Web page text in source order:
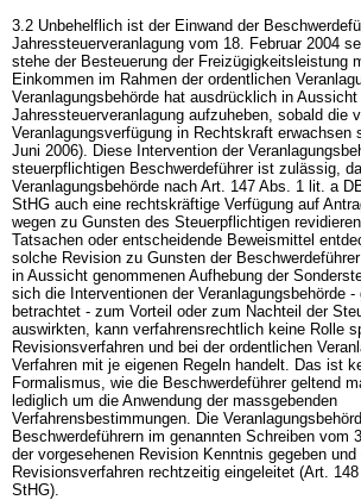
3.2 Unbehelflich ist der Einwand der
Jahressteuerveranlagung vom 18. Februar 2004
stehe der Besteuerung der Freizügigkeitsleistung
Einkommen im Rahmen der ordentlichen
Veranlagungsbehörde hat ausdrücklich in
Jahressteuerveranlagung aufzuheben, sobald die
Veranlagungsverfügung in Rechtskraft erwachsen
Juni 2006). Diese Intervention der
steuerpflichtigen Beschwerdeführer ist zulässig,
Veranlagungsbehörde nach Art. 147 Abs. 1 lit. a
StHG auch eine rechtskräftige Verfügung auf
wegen zu Gunsten des Steuerpflichtigen
Tatsachen oder entscheidende Beweismittel
solche Revision zu Gunsten der
in Aussicht genommenen Aufhebung der
sich die Interventionen der Veranlagungsbehörde
betrachtet - zum Vorteil oder zum Nachteil der
auswirkten, kann verfahrensrechtlich keine Rolle
Revisionsverfahren und bei der ordentlichen
Verfahren mit je eigenen Regeln handelt. Das ist
Formalismus, wie die Beschwerdeführer geltend
lediglich um die Anwendung der massgebenden
Verfahrensbestimmungen. Die
Beschwerdeführern im genannten Schreiben vom
der vorgesehenen Revision Kenntnis gegeben und
Revisionsverfahren rechtzeitig eingeleitet (Art.
StHG).